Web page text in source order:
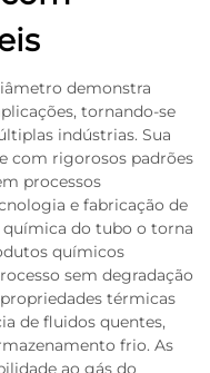
demonstra
tornando-se
indústrias. Sua
com rigorosos padrões
processos
e fabricação de
do tubo o torna
químicos
sem degradação
térmicas
de fluidos quentes,
frio. As
ao gás do